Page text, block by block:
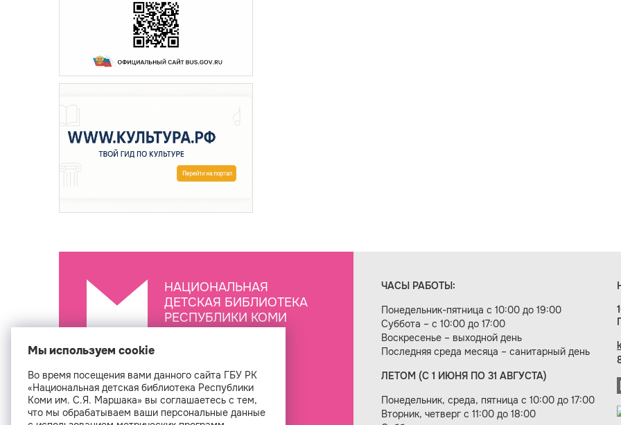
НАЦИОНАЛЬНАЯ
ДЕТСКАЯ БИБЛИОТЕКА
РЕСПУБЛИКИ КОМИ
ЧАСЫ РАБОТЫ:
Понедельник-пятница с 10:00 до 19:00
Суббота – с 10:00 до 17:00
Воскресенье – выходной день
Последняя среда месяца – санитарный день
ЛЕТОМ (С 1 ИЮНЯ ПО 31 АВГУСТА)
Понедельник, среда, пятница с 10:00 до 17:00
Вторник, четверг с 11:00 до 18:00
Создание сайта — веб-студия «Цифровой век»
Мы используем cookie
Во время посещения вами данного сайта ГБУ РК
«Национальная детская библиотека Республики
Коми им. С.Я. Маршака» вы соглашаетесь с тем,
что мы обрабатываем ваши персональные данные